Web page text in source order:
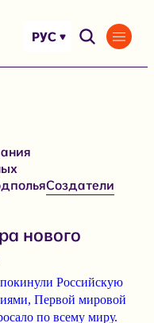
РУС
Создатели
нового
Российскую
Первой мировой
по всему миру.